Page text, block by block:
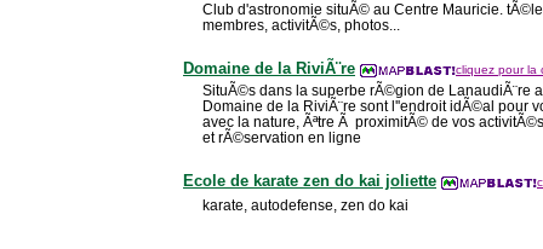
Club d'astronomie situÃ© au Centre Mauricie.
membres, activitÃ©s, photos...
Domaine de la RiviÃ¨re cliquez pour la
SituÃ©s dans la superbe rÃ©gion de LanaudiÃ¨re
Domaine de la RiviÃ¨re sont l''endroit idÃ©al pour
avec la nature, Ãªtre Ã proximitÃ© de vos
et rÃ©servation en ligne
Ecole de karate zen do kai joliette
karate, autodefense, zen do kai